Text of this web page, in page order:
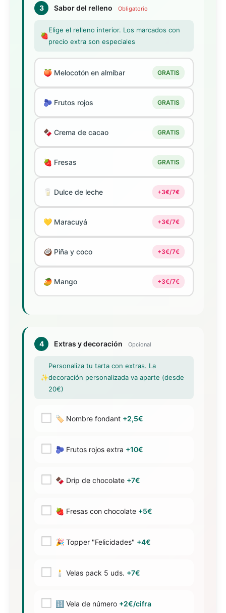
3 Sabor del relleno Obligatorio
🍓
Elige el relleno interior. Los marcados con
precio extra son especiales
🍑 Melocotón en almíbar GRATIS
🫐 Frutos rojos GRATIS
🍫 Crema de cacao GRATIS
🍓 Fresas GRATIS
🥛 Dulce de leche +3€/7€
💛 Maracuyá +3€/7€
🥥 Piña y coco +3€/7€
🥭 Mango +3€/7€
4 Extras y decoración Opcional
✨
Personaliza tu tarta con extras. La
decoración personalizada va aparte (desde
20€)
🏷️ Nombre fondant +2,5€
🫐 Frutos rojos extra +10€
🍫 Drip de chocolate +7€
🍓 Fresas con chocolate +5€
🎉 Topper "Felicidades" +4€
🕯️ Velas pack 5 uds. +7€
🔢 Vela de número +2€/cifra